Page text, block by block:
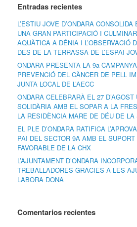
Entradas recientes
L’ESTIU JOVE D’ONDARA
UNA GRAN PARTICIPACIÓ I
AQUÀTICA A DÉNIA I L’OBSERVACIÓ
DES DE LA TERRASSA DE L’ESPAI
ONDARA PRESENTA LA 9a
PREVENCIÓ DEL CÀNCER DE PELL
JUNTA LOCAL DE L’AECC
ONDARA CELEBRARÀ EL 27
SOLIDÀRIA AMB EL SOPAR A LA
LA RESIDÈNCIA MARE DE DÉU DE LA
EL PLE D’ONDARA RATIFICA
PAI DEL SECTOR 9A AMB EL SUPORT
FAVORABLE DE LA CHX
L’AJUNTAMENT D’ONDARA
TREBALLADORES GRÀCIES A LES
LABORA DONA
Comentarios recientes